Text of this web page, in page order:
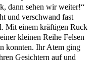
dann sehen wir weiter!“
und verschwand fast
Mit einem kräftigen Ruck
kleinen Reihe Felsen
konnten. Ihr Atem ging
Gesichtern auf und